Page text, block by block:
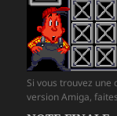
Si vous trouvez une
version Amiga,